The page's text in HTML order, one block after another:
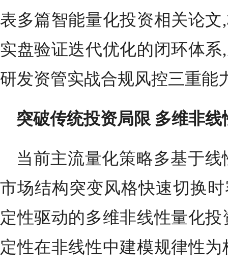
表多篇智能量化投资相关论
实盘验证迭代优化的闭环体
研发资管实战合规风控三重能
突破传统投资局限 多维非
当前主流量化策略多基于
市场结构突变风格快速切换
定性驱动的多维非线性量化
定性在非线性中建模规律性